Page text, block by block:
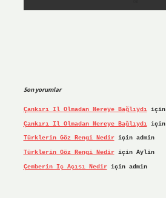
Son yorumlar
Çankırı Il Olmadan Nereye Bağlıydıiçin
Çankırı Il Olmadan Nereye Bağlıydıiçin
Türklerin Göz Rengi Nediriçin admin
Türklerin Göz Rengi Nediriçin Aylin
Çemberin Iç Açısı Nediriçin admin